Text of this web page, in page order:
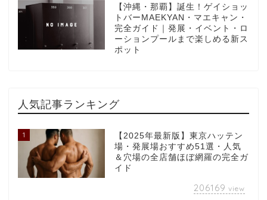
【沖縄・那覇】誕生！ゲイショッ
トバーMAEKYAN・マエキャン・
完全ガイド｜発展・イベント・ロ
ーションプールまで楽しめる新ス
ポット
人気記事ランキング
1
【2025年最新版】東京ハッテン
場・発展場おすすめ51選・人気
＆穴場の全店舗ほぼ網羅の完全ガ
イド
206169 view